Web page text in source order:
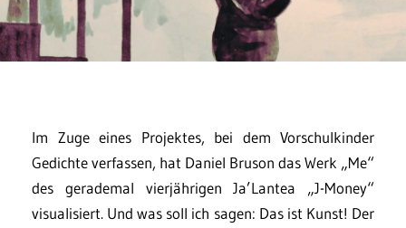
Im Zuge eines Projektes, bei dem Vorschulkinder
Gedichte verfassen, hat Daniel Bruson das Werk „Me“
des gerademal vierjährigen Ja’Lantea „J-Money“
visualisiert. Und was soll ich sagen: Das ist Kunst! Der